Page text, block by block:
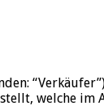
welche im